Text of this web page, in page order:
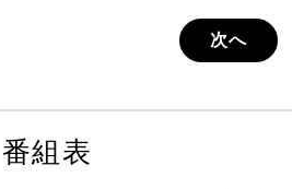
次へ
番組表